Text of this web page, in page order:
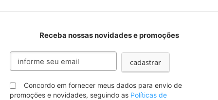
Receba nossas novidades e promoções
Inscreva-
nossa
Newsletter:
cadastrar
Concordo em fornecer meus dados para envio de
promoções e novidades, seguindo as Políticas de